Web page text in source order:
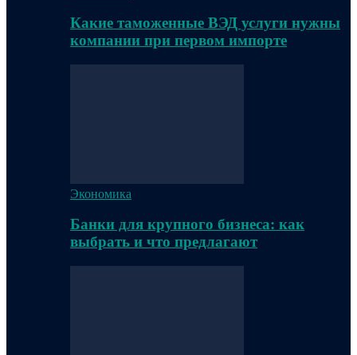
Какие таможенные ВЭД услуги нужны
компании при первом импорте
Экономика
Банки для крупного бизнеса: как
выбрать и что предлагают